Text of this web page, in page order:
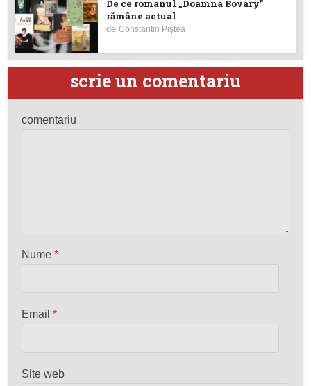
De ce romanul „Doamna Bovary”
rămâne actual
deConstantin Piştea
scrie un comentariu
comentariu
Nume*
Email*
Site web